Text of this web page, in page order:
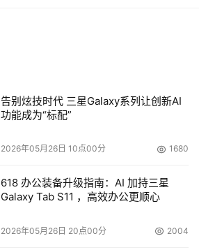
告别炫技时代 三星Galaxy系列让创新AI
功能成为“标配”
2026年05月26日 10点00分 1680
618 办公装备升级指南：AI 加持三星
Galaxy Tab S11 ，高效办公更顺心
2026年05月26日 20点00分 2004